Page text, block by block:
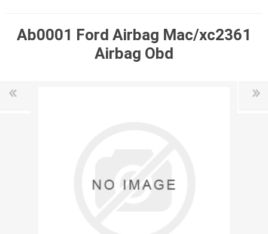
Ab0001 Ford Airbag Mac/xc2361
Airbag Obd